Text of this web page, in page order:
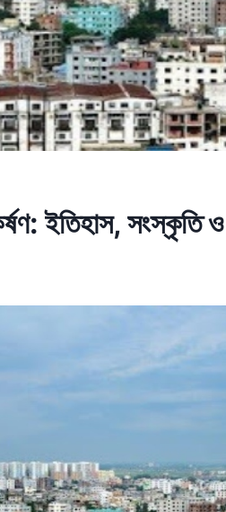
ইতিহাস, সংস্কৃতি